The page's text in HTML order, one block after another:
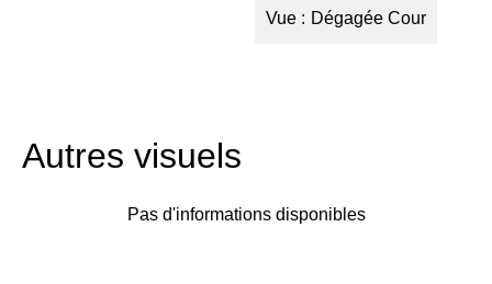
Vue Dégagée Cour
Autres visuels
Pas d'informations disponibles